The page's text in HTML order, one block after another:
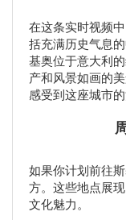
在这条实时视频
括充满历史气息
基奥位于意大利
产和风景如画的
感受到这座城市
如果你计划前往
方。这些地点展
文化魅力。